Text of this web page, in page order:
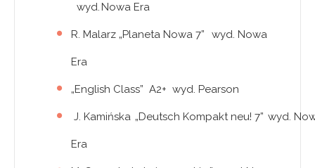
wyd. Nowa Era
R. Malarz „Planeta Nowa 7” wyd. Nowa
Era
„English Class” A2+ wyd. Pearson
J. Kamińska „Deutsch Kompakt neu! 7” wyd.
Era